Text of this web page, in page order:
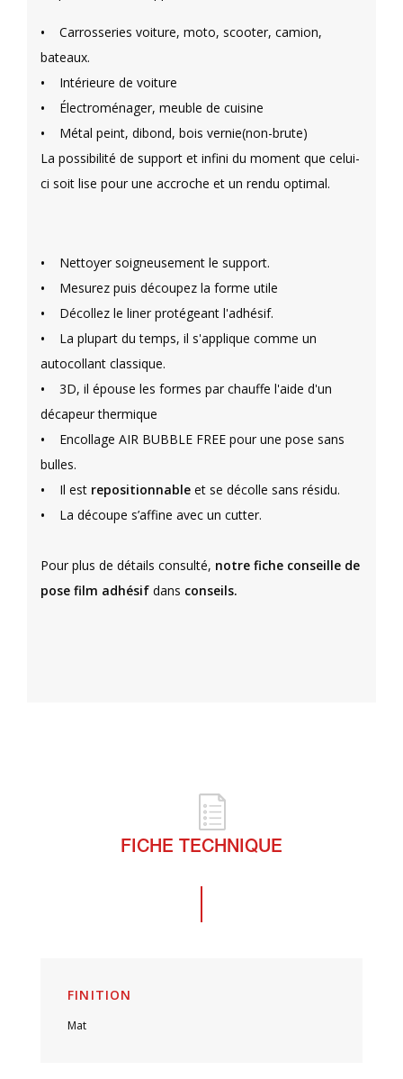
• Carrosseries voiture, moto, scooter, camion,
bateaux.
• Intérieure de voiture
•
Électroménager, meuble de cuisine
• Métal peint, dibond, bois vernie(non-brute)
La possibilité de support et infini du moment que celui-
ci soit lise pour une accroche et un rendu optimal.
• Nettoyer soigneusement le support.
• Mesurez puis découpez la forme utile
• Décollez le liner protégeant l'adhésif.
• La plupart du temps, il s'applique comme un
autocollant classique.
• 3D, il épouse les formes par chauffe l'aide d'un
décapeur thermique
• Encollage AIR BUBBLE FREE pour une pose sans
bulles.
• Il est repositionnable et se décolle sans résidu.
• La découpe s’affine avec un cutter.
Pour plus de détails consulté, notre fiche conseille de
pose film adhésif dans conseils.
FICHE TECHNIQUE
FINITION
Mat